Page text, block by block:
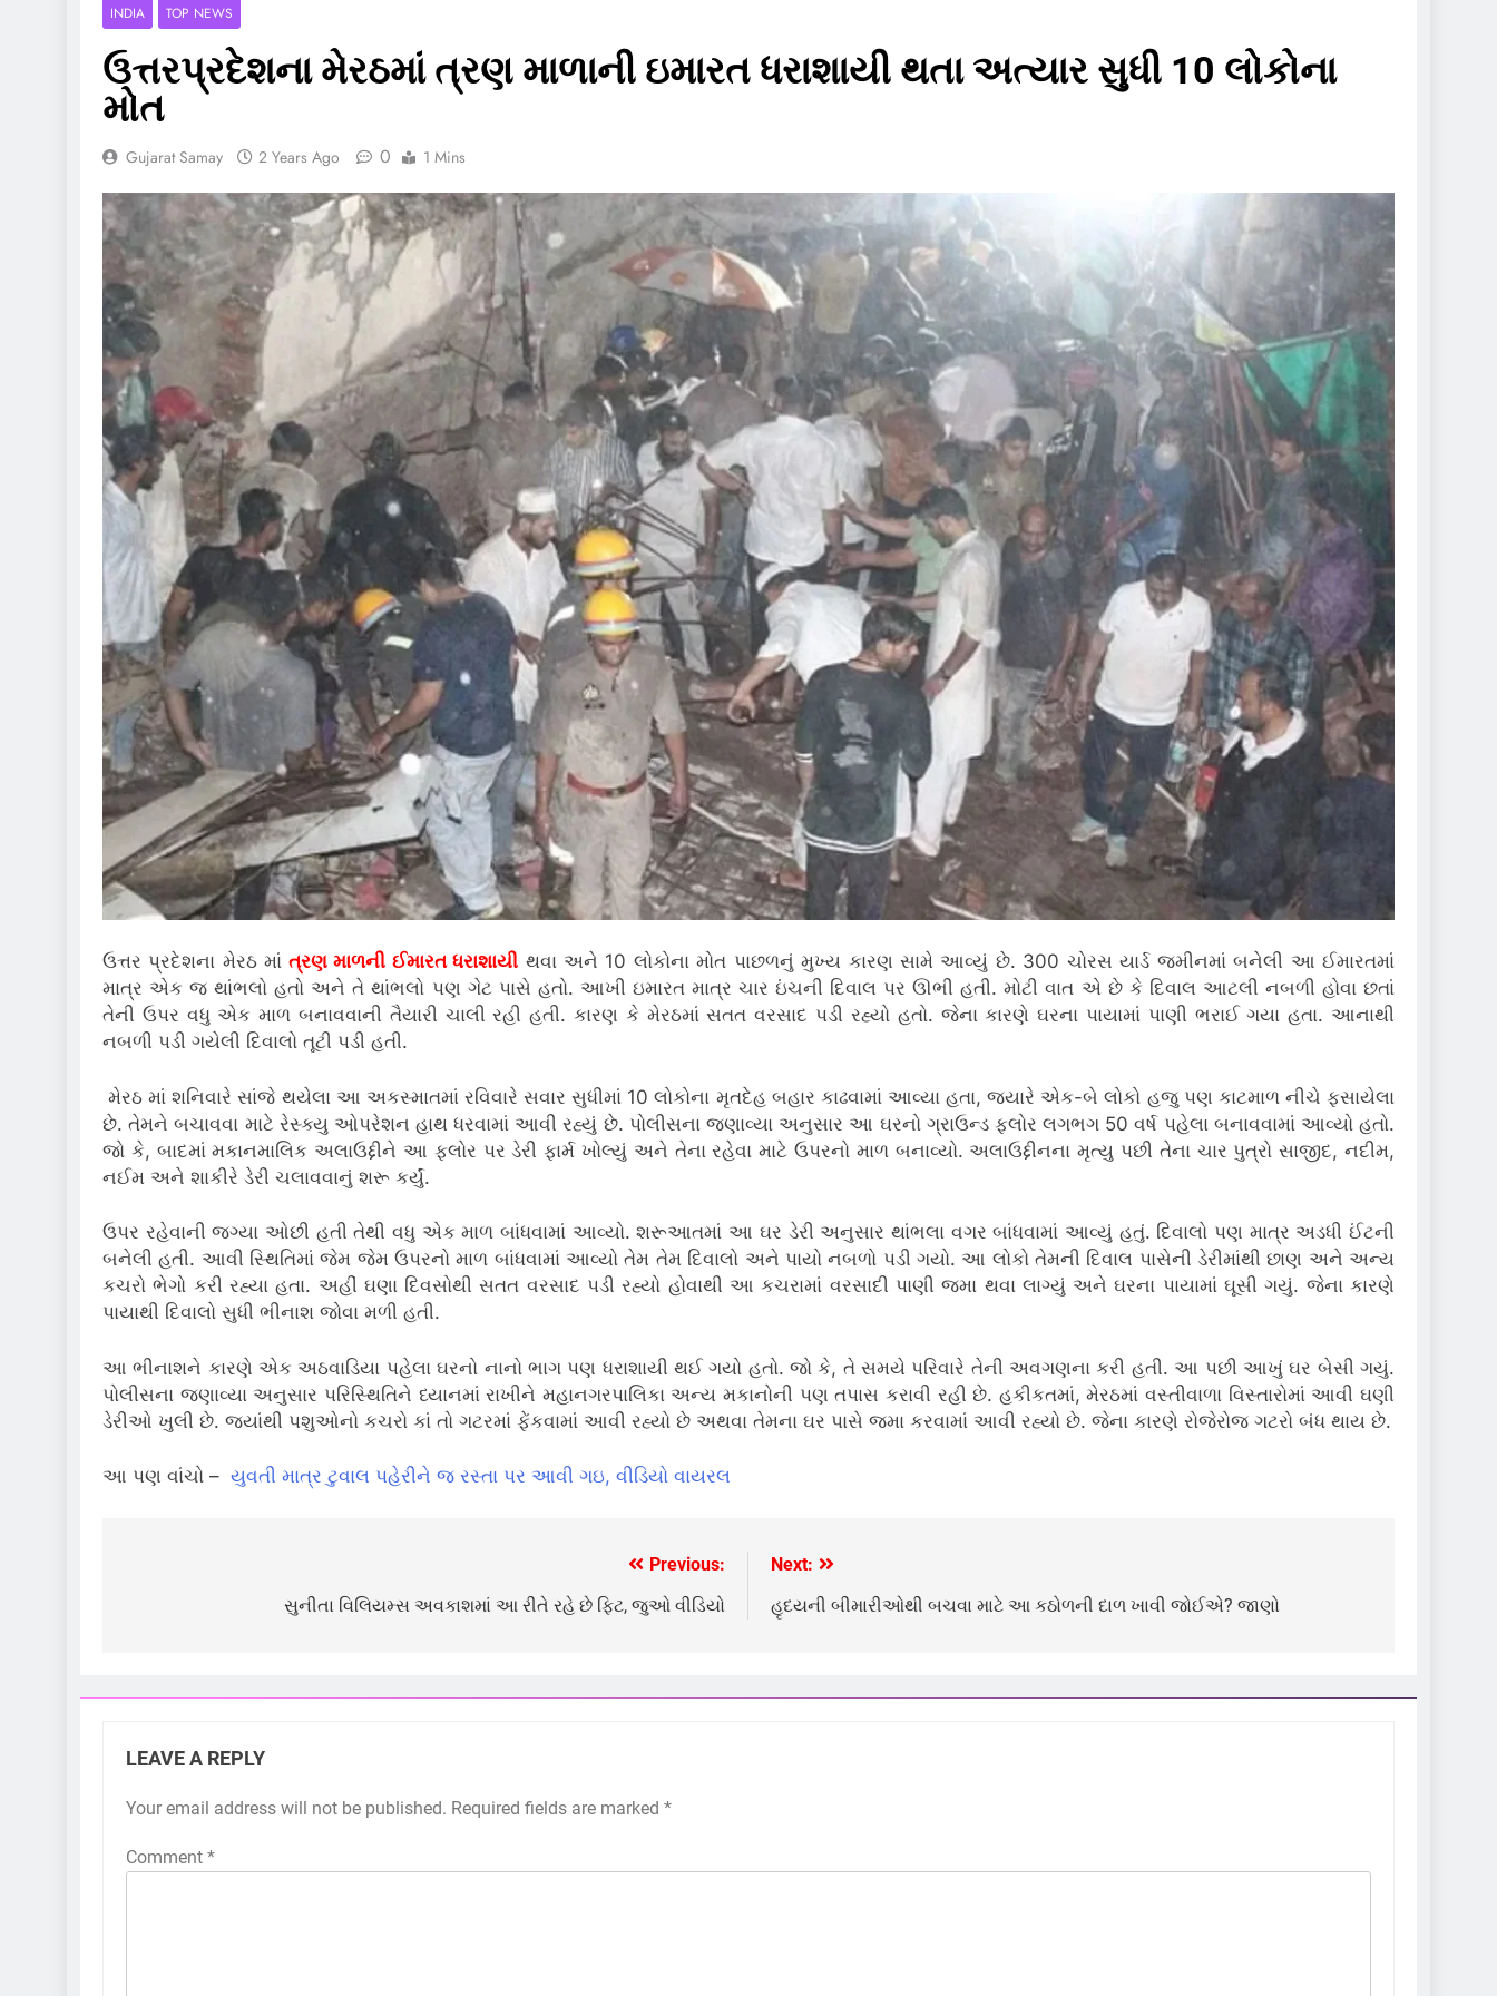
INDIA TOP NEWS
ઉત્તરપ્રદેશના મેરઠમાં ત્રણ માળાની ઇમારત ધરાશાયી થતા અત્યાર સુધી 10 લોકોના
મોત
Gujarat Samay 2 Years Ago 0 1 Mins
ઉત્તર પ્રદેશના મેરઠ માં ત્રણ માળની ઈમારત ધરાશાયી થવા અને 10 લોકોના મોત પાછળનું મુખ્ય કારણ સામે આવ્યું છે. 300 ચોરસ યાર્ડ જમીનમાં બનેલી આ ઈમારતમાં
માત્ર એક જ થાંભલો હતો અને તે થાંભલો પણ ગેટ પાસે હતો. આખી ઇમારત માત્ર ચાર ઇંચની દિવાલ પર ઊભી હતી. મોટી વાત એ છે કે દિવાલ આટલી નબળી હોવા છતાં
તેની ઉપર વધુ એક માળ બનાવવાની તૈયારી ચાલી રહી હતી. કારણ કે મેરઠમાં સતત વરસાદ પડી રહ્યો હતો. જેના કારણે ઘરના પાયામાં પાણી ભરાઈ ગયા હતા. આનાથી
નબળી પડી ગયેલી દિવાલો તૂટી પડી હતી.
મેરઠ માં શનિવારે સાંજે થયેલા આ અકસ્માતમાં રવિવારે સવાર સુધીમાં 10 લોકોના મૃતદેહ બહાર કાઢવામાં આવ્યા હતા, જ્યારે એક-બે લોકો હજુ પણ કાટમાળ નીચે ફસાયેલા
છે. તેમને બચાવવા માટે રેસ્ક્યુ ઓપરેશન હાથ ધરવામાં આવી રહ્યું છે. પોલીસના જણાવ્યા અનુસાર આ ઘરનો ગ્રાઉન્ડ ફ્લોર લગભગ 50 વર્ષ પહેલા બનાવવામાં આવ્યો હતો.
જો કે, બાદમાં મકાનમાલિક અલાઉદ્દીને આ ફ્લોર પર ડેરી ફાર્મ ખોલ્યું અને તેના રહેવા માટે ઉપરનો માળ બનાવ્યો. અલાઉદ્દીનના મૃત્યુ પછી તેના ચાર પુત્રો સાજીદ, નદીમ,
નઈમ અને શાકીરે ડેરી ચલાવવાનું શરૂ કર્યું.
ઉપર રહેવાની જગ્યા ઓછી હતી તેથી વધુ એક માળ બાંધવામાં આવ્યો. શરૂઆતમાં આ ઘર ડેરી અનુસાર થાંભલા વગર બાંધવામાં આવ્યું હતું. દિવાલો પણ માત્ર અડધી ઈંટની
બનેલી હતી. આવી સ્થિતિમાં જેમ જેમ ઉપરનો માળ બાંધવામાં આવ્યો તેમ તેમ દિવાલો અને પાયો નબળો પડી ગયો. આ લોકો તેમની દિવાલ પાસેની ડેરીમાંથી છાણ અને અન્ય
કચરો ભેગો કરી રહ્યા હતા. અહીં ઘણા દિવસોથી સતત વરસાદ પડી રહ્યો હોવાથી આ કચરામાં વરસાદી પાણી જમા થવા લાગ્યું અને ઘરના પાયામાં ઘૂસી ગયું. જેના કારણે
પાયાથી દિવાલો સુધી ભીનાશ જોવા મળી હતી.
આ ભીનાશને કારણે એક અઠવાડિયા પહેલા ઘરનો નાનો ભાગ પણ ધરાશાયી થઈ ગયો હતો. જો કે, તે સમયે પરિવારે તેની અવગણના કરી હતી. આ પછી આખું ઘર બેસી ગયું.
પોલીસના જણાવ્યા અનુસાર પરિસ્થિતિને ધ્યાનમાં રાખીને મહાનગરપાલિકા અન્ય મકાનોની પણ તપાસ કરાવી રહી છે. હકીકતમાં, મેરઠમાં વસ્તીવાળા વિસ્તારોમાં આવી ઘણી
ડેરીઓ ખુલી છે. જ્યાંથી પશુઓનો કચરો કાં તો ગટરમાં ફેંકવામાં આવી રહ્યો છે અથવા તેમના ઘર પાસે જમા કરવામાં આવી રહ્યો છે. જેના કારણે રોજેરોજ ગટરો બંધ થાય છે.
આ પણ વાંચો – યુવતી માત્ર ટુવાલ પહેરીને જ રસ્તા પર આવી ગઇ, વીડિયો વાયરલ
Previous:
સુનીતા વિલિયમ્સ અવકાશમાં આ રીતે રહે છે ફિટ, જુઓ વીડિયો
Next:
હૃદયની બીમારીઓથી બચવા માટે આ કઠોળની દાળ ખાવી જોઈએ? જાણો
LEAVE A REPLY
Your email address will not be published. Required fields are marked *
Comment *